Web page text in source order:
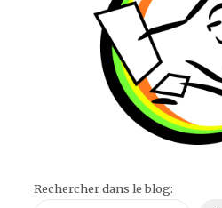
Rechercher dans le blog: